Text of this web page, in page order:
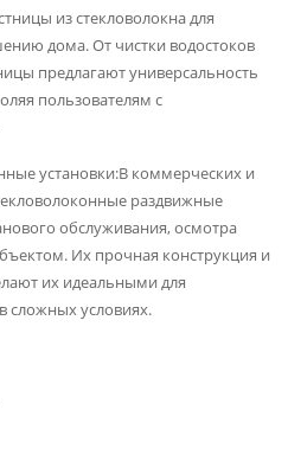
из стекловолокна для
дома. От чистки водостоков
предлагают универсальность
пользователям с
установки:В коммерческих и
раздвижные
обслуживания, осмотра
Их прочная конструкция и
их идеальными для
сложных условиях.